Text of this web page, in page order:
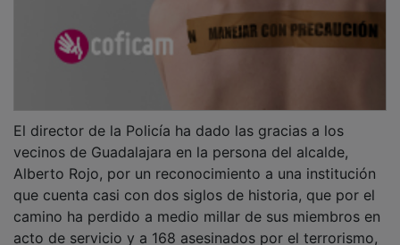
El director de la Policía ha dado las gracias a los
vecinos de Guadalajara en la persona del alcalde,
Alberto Rojo, por un reconocimiento a una institución
que cuenta casi con dos siglos de historia, que por el
camino ha perdido a medio millar de sus miembros en
acto de servicio y a 168 asesinados por el terrorismo,
ha recordado.